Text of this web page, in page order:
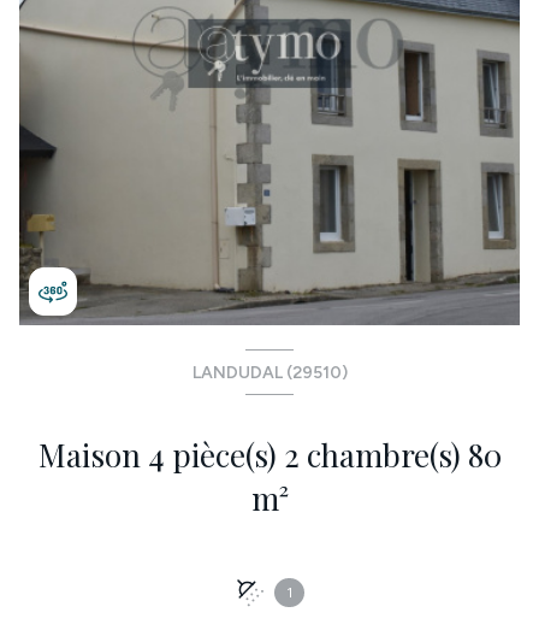
LANDUDAL (29510)
Maison 4 pièce(s) 2 chambre(s) 80
m²
1